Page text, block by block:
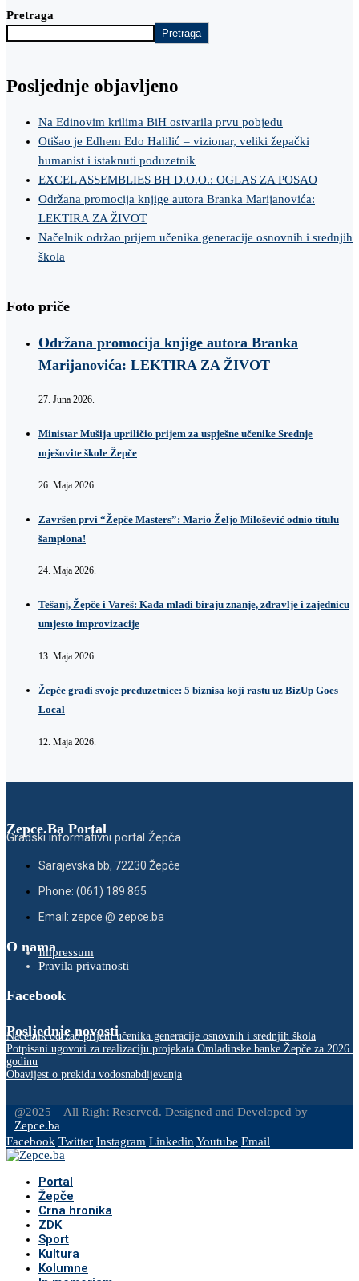
Pretraga
Pretraga
Posljednje objavljeno
Na Edinovim krilima BiH ostvarila prvu pobjedu
Otišao je Edhem Edo Halilić – vizionar, veliki žepački
humanist i istaknuti poduzetnik
EXCEL ASSEMBLIES BH D.O.O.: OGLAS ZA POSAO
Održana promocija knjige autora Branka Marijanovića:
LEKTIRA ZA ŽIVOT
Načelnik održao prijem učenika generacije osnovnih i srednjih
škola
Foto priče
Održana promocija knjige autora Branka
Marijanovića: LEKTIRA ZA ŽIVOT
27. Juna 2026.
Ministar Mušija upriličio prijem za uspješne učenike Srednje
mješovite škole Žepče
26. Maja 2026.
Završen prvi “Žepče Masters”: Mario Željo Milošević odnio titulu
šampiona!
24. Maja 2026.
Tešanj, Žepče i Vareš: Kada mladi biraju znanje, zdravlje i zajednicu
umjesto improvizacije
13. Maja 2026.
Žepče gradi svoje preduzetnice: 5 biznisa koji rastu uz BizUp Goes
Local
12. Maja 2026.
Zepce.Ba Portal
Gradski informativni portal Žepča
Sarajevska bb, 72230 Žepče
Phone: (061) 189 865
Email: zepce @ zepce.ba
O namaImpressum
Pravila privatnosti
Facebook
Posljednje novosti
Načelnik održao prijem učenika generacije osnovnih i srednjih škola
Potpisani ugovori za realizaciju projekata Omladinske banke Žepče za 2026.
godinu
Obavijest o prekidu vodosnabdijevanja
@2025 – All Right Reserved. Designed and Developed by
Zepce.ba
Facebook Twitter Instagram LinkedinYoutube Email
Portal
Žepče
Crna hronika
ZDK
Sport
Kultura
Kolumne